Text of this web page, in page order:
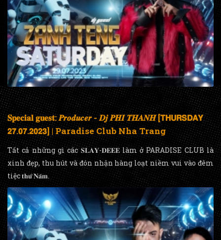
𝐒𝐩𝐞𝐜𝐢𝐚𝐥 𝐠𝐮𝐞𝐬𝐭: 𝑷𝒓𝒐𝒅𝒖𝒄𝒆𝒓 - 𝑫𝒋 𝑷𝑯𝑰 𝑻𝑯𝑨𝑵𝑯 [𝗧𝗛𝗨𝗥𝗦𝗗𝗔𝗬
𝟮𝟳.𝟬𝟳.𝟮𝟬𝟮𝟯] | Paradise Club Nha Trang
Tất cả những gì các 𝐒𝐋𝐀𝐘-𝐃𝐄𝐄𝐄 làm ở PARADISE CLUB là
xinh đẹp, thu hút và đón nhận hàng loạt niềm vui vào đêm
tiệc 𝐭𝐡𝐮̛́ 𝐍𝐚̆𝐦.